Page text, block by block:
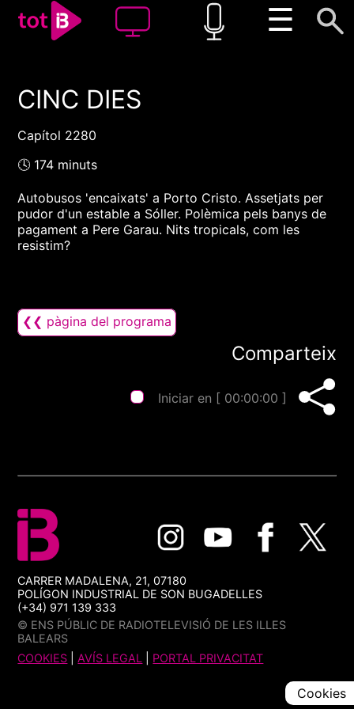
☰
00:00 00:00
CINC DIES
Capítol 2280
🕓 174 minuts
Autobusos 'encaixats' a Porto Cristo. Assetjats per
pudor d'un estable a Sóller. Polèmica pels banys de
pagament a Pere Garau. Nits tropicals, com les
resistim?
❮❮ pàgina del programa
Comparteix
Iniciar en [ 00:00:00 ]
CARRER MADALENA, 21, 07180
POLÍGON INDUSTRIAL DE SON BUGADELLES
(+34) 971 139 333
© ENS PÚBLIC DE RADIOTELEVISIÓ DE LES ILLES
BALEARS
COOKIES |AVÍS LEGAL PORTAL PRIVACITAT
Cookies